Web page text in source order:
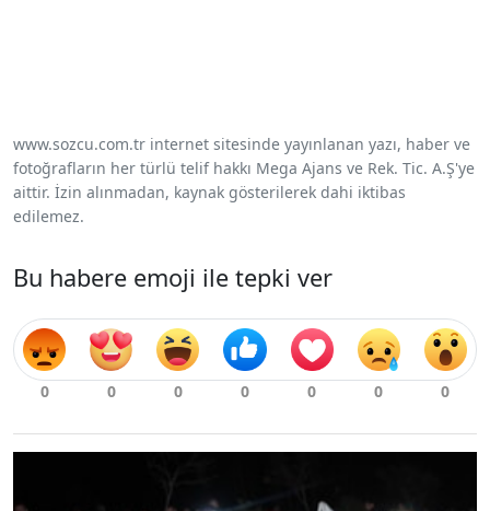
www.sozcu.com.tr internet sitesinde yayınlanan yazı, haber ve
fotoğrafların her türlü telif hakkı Mega Ajans ve Rek. Tic. A.Ş'ye
aittir. İzin alınmadan, kaynak gösterilerek dahi iktibas
edilemez.
Bu habere emoji ile tepki ver